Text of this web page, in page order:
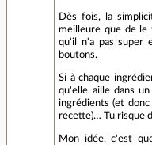
Dès fois, la
meilleure que de
qu'il n'a pas super
boutons.
Si à chaque
qu'elle aille dans
ingrédients (et
recette)… Tu risque
Mon idée, c'est